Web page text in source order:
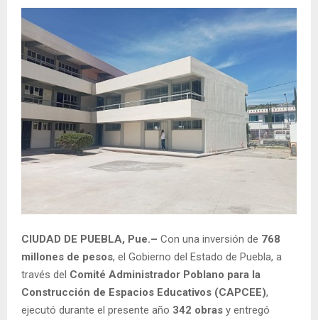
CIUDAD DE PUEBLA, Pue.– Con una inversión de 768
millones de pesos, el Gobierno del Estado de Puebla, a
través del Comité Administrador Poblano para la
Construcción de Espacios Educativos (CAPCEE),
ejecutó durante el presente año 342 obras y entregó